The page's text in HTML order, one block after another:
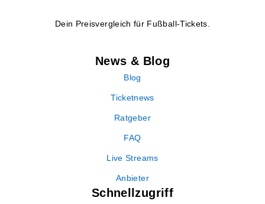
Dein Preisvergleich für Fußball-Tickets.
News & Blog
Blog
Ticketnews
Ratgeber
FAQ
Live Streams
Anbieter
Schnellzugriff